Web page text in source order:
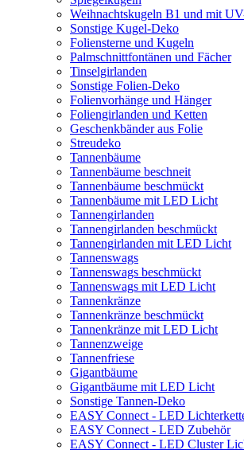
Weihnachtskugeln B1 und mit
Sonstige Kugel-Deko
Foliensterne und Kugeln
Palmschnittfontänen und Fächer
Tinselgirlanden
Sonstige Folien-Deko
Folienvorhänge und Hänger
Foliengirlanden und Ketten
Geschenkbänder aus Folie
Streudeko
Tannenbäume
Tannenbäume beschneit
Tannenbäume beschmückt
Tannenbäume mit LED Licht
Tannengirlanden
Tannengirlanden beschmückt
Tannengirlanden mit LED Licht
Tannenswags
Tannenswags beschmückt
Tannenswags mit LED Licht
Tannenkränze
Tannenkränze beschmückt
Tannenkränze mit LED Licht
Tannenzweige
Tannenfriese
Gigantbäume
Gigantbäume mit LED Licht
Sonstige Tannen-Deko
EASY Connect - LED
EASY Connect - LED Zubehör
EASY Connect - LED Cluster